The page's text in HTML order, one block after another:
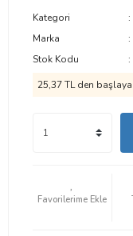
Kategori
Marka
Stok Kodu
25,37 TL den